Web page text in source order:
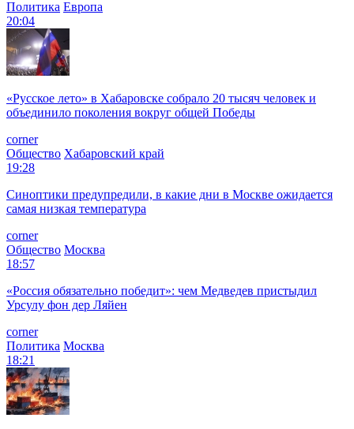
Политика Европа
20:04
«Русское лето» в Хабаровске собрало 20 тысяч человек и
объединило поколения вокруг общей Победы
corner
Общество Хабаровский край
19:28
Синоптики предупредили, в какие дни в Москве ожидается
самая низкая температура
corner
Общество Москва
18:57
«Россия обязательно победит»: чем Медведев пристыдил
Урсулу фон дер Ляйен
corner
Политика Москва
18:21